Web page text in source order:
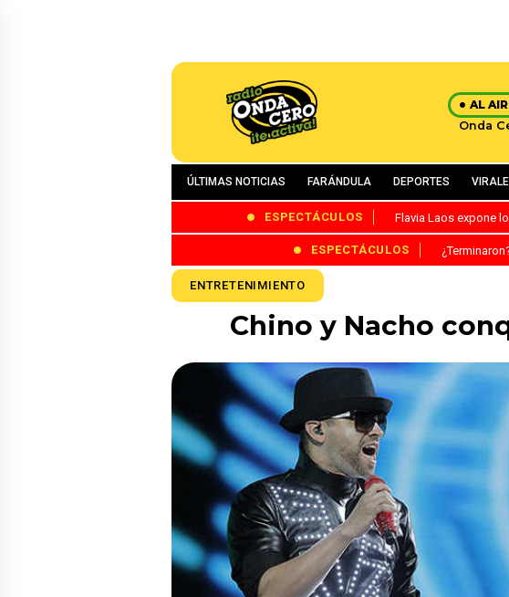
AL
Onda
ÚLTIMAS NOTICIAS FARÁNDULA DEPORTES
ESPECTÁCULOS Flavia Laos expone
ESPECTÁCULOS
ENTRETENIMIENTO
Chino y Nacho